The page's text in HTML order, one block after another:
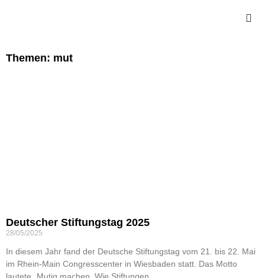
Themen: mut
Deutscher Stiftungstag 2025
28/05/2025
In diesem Jahr fand der Deutsche Stiftungstag vom 21. bis 22. Mai
im Rhein-Main Congresscenter in Wiesbaden statt. Das Motto